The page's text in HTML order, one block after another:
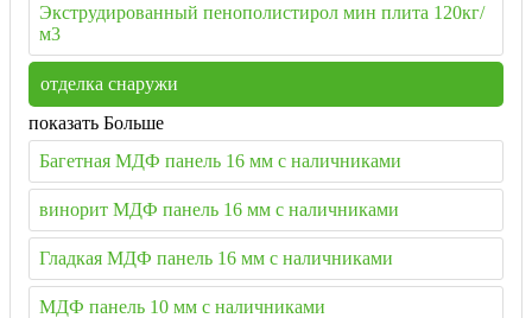
Экструдированный пенополистирол мин плита 120кг/
м3
отделка снаружи
показать Больше
Багетная МДФ панель 16 мм с наличниками
винорит МДФ панель 16 мм с наличниками
Гладкая МДФ панель 16 мм с наличниками
МДФ панель 10 мм с наличниками